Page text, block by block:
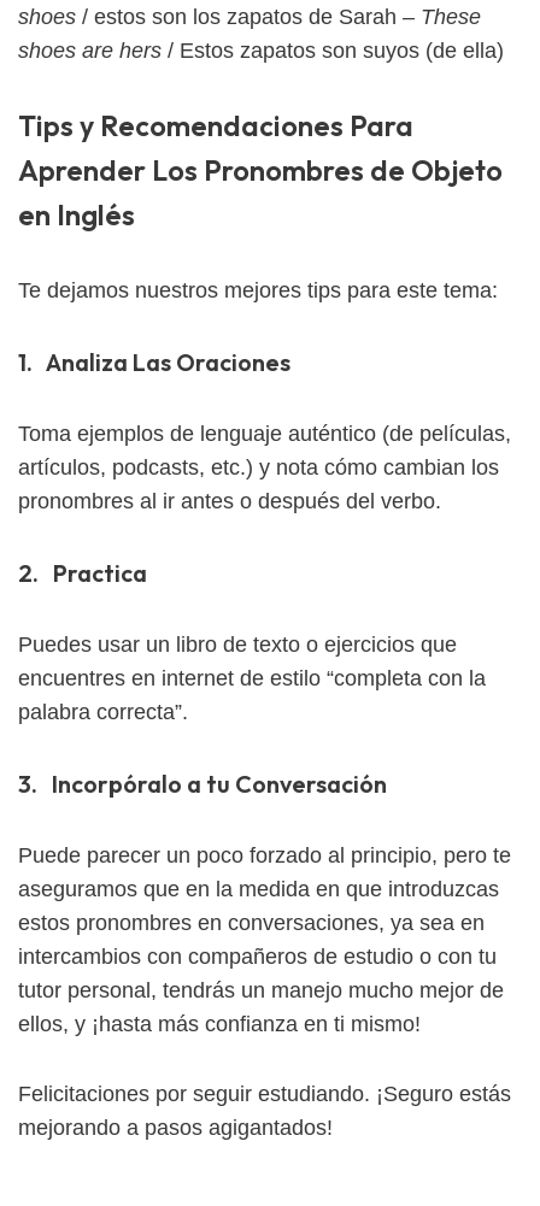
shoes / estos son los zapatos de Sarah – These
shoes are hers / Estos zapatos son suyos (de ella)
Tips y Recomendaciones Para
Aprender Los Pronombres de Objeto
en Inglés
Te dejamos nuestros mejores tips para este tema:
1. Analiza Las Oraciones
Toma ejemplos de lenguaje auténtico (de películas,
artículos, podcasts, etc.) y nota cómo cambian los
pronombres al ir antes o después del verbo.
2. Practica
Puedes usar un libro de texto o ejercicios que
encuentres en internet de estilo “completa con la
palabra correcta”.
3. Incorpóralo a tu Conversación
Puede parecer un poco forzado al principio, pero te
aseguramos que en la medida en que introduzcas
estos pronombres en conversaciones, ya sea en
intercambios con compañeros de estudio o con tu
tutor personal, tendrás un manejo mucho mejor de
ellos, y ¡hasta más confianza en ti mismo!
Felicitaciones por seguir estudiando. ¡Seguro estás
mejorando a pasos agigantados!